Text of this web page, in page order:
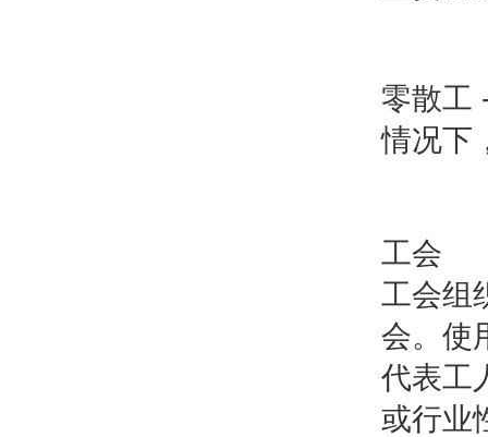
零散工
情况下
工会
工会组
会。使
代表工
或行业